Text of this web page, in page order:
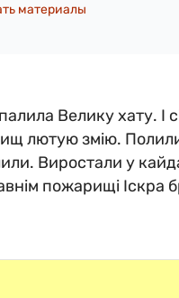
материалы
Велику хату.
лютую змію.
Виростали у
пожарищі Іскра